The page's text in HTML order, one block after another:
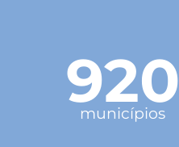
920
municípios